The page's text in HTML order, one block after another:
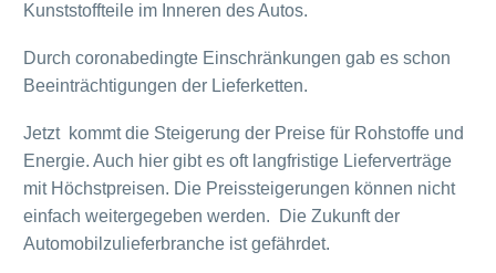
Kunststoffteile im Inneren des Autos.
Durch coronabedingte Einschränkungen gab es schon
Beeinträchtigungen der Lieferketten.
Jetzt kommt die Steigerung der Preise für Rohstoffe und
Energie. Auch hier gibt es oft langfristige Lieferverträge
mit Höchstpreisen. Die Preissteigerungen können nicht
einfach weitergegeben werden. Die Zukunft der
Automobilzulieferbranche ist gefährdet.